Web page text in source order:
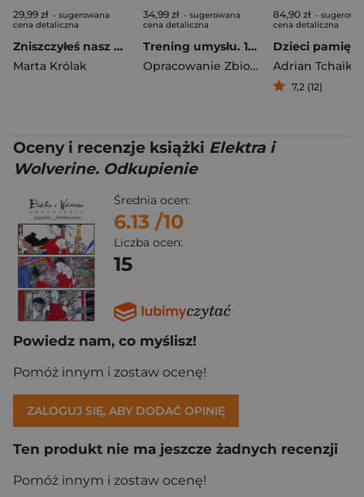
29,99 zł - sugerowana
cena detaliczna
Zniszczyłeś nasz wszechświat, Aleks
Marta Królak
34,99 zł - sugerowana
cena detaliczna
Trening umysłu. 160 łamigłówek i zagadek rozwijających logiczne myślenie
Opracowanie Zbiorowe
84,90 zł -
cena detaliczna
Dzieci pamięci
Adrian
7,2 (12)
Oceny i recenzje książki Elektra i
Wolverine. Odkupienie
Średnia ocen:
6.13 /10
Liczba ocen:
15
Powiedz nam, co myślisz!
Pomóż innym i zostaw ocenę!
ZALOGUJ SIĘ, ABY DODAĆ OPINIĘ
Ten produkt nie ma jeszcze żadnych recenzji
Pomóż innym i zostaw ocenę!